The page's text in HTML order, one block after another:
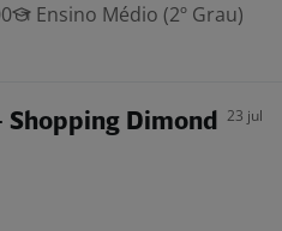
Ensino Médio (2º Grau)
Dimond
23 jul